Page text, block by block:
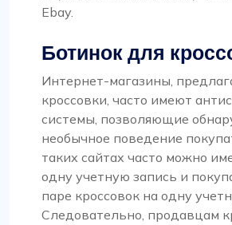
Ebay.
Ботинок для
Интернет-магазины,
кроссовки, часто имеют
системы, позволяющие
необычное поведение
таких сайтах часто можно
одну учетную запись и
паре кроссовок на одну
Следовательно, продавцам